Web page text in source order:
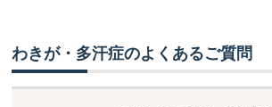
わきが・多汗症のよくあるご質問